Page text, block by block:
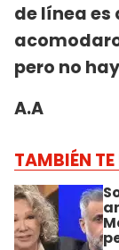
de línea es
pero no
A.A
TAMBIÉN TE